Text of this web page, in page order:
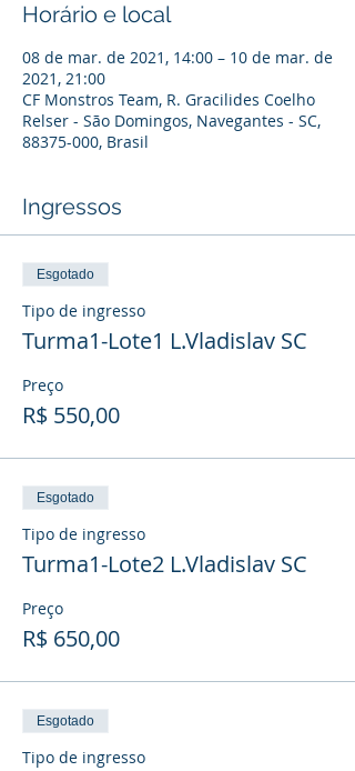
Horário e local
08 de mar. de 2021, 14:00 – 10 de mar. de
2021, 21:00
CF Monstros Team, R. Gracilides Coelho
Relser - São Domingos, Navegantes - SC,
88375-000, Brasil
Ingressos
Esgotado
Tipo de ingresso
Turma1-Lote1 L.Vladislav SC
Preço
R$ 550,00
Esgotado
Tipo de ingresso
Turma1-Lote2 L.Vladislav SC
Preço
R$ 650,00
Esgotado
Tipo de ingresso